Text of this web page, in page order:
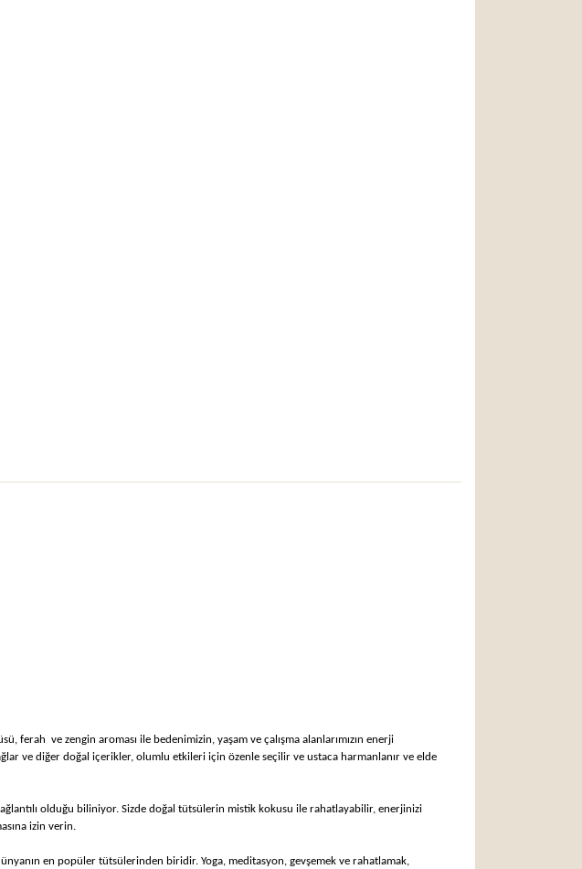
ferah ve zengin aroması ile bedenimizin, yaşam ve çalışma alanlarımızın enerji
ve diğer doğal içerikler, olumlu etkileri için özenle seçilir ve ustaca harmanlanır ve elde
olduğu biliniyor. Sizde doğal tütsülerin mistik kokusu ile rahatlayabilir, enerjinizi
izin verin.
en popüler tütsülerinden biridir. Yoga, meditasyon, gevşemek ve rahatlamak,